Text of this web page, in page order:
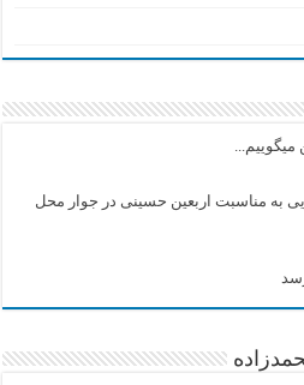
میگوییم...
به مناسبت اربعین حسینی در جوار محل